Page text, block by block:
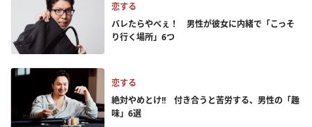
恋する
バレたらやべぇ！ 男性が彼女に内緒で「こっそ
り行く場所」6つ
恋する
絶対やめとけ!! 付き合うと苦労する、男性の「趣
味」6選